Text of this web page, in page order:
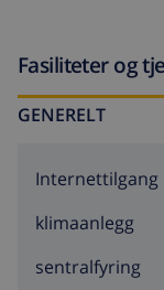
Fasiliteter og
GENERELT
Internettilgang
klimaanlegg
sentralfyring